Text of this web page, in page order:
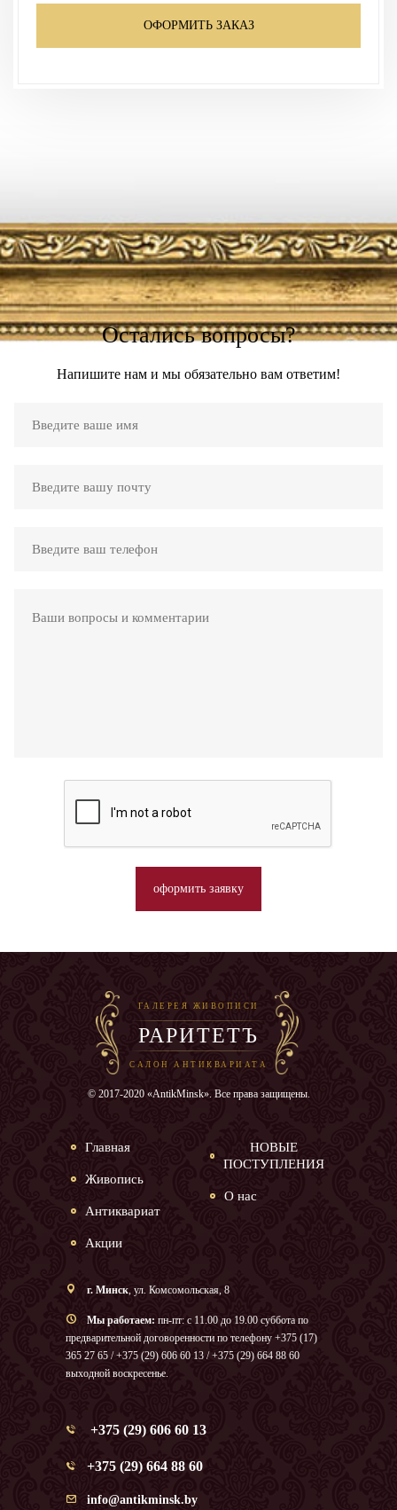
ОФОРМИТЬ ЗАКАЗ
Остались вопросы?
Напишите нам и мы обязательно вам ответим!
оформить заявку
ГАЛЕРЕЯ ЖИВОПИСИ
РАРИТЕТЪ
САЛОН АНТИКВАРИАТА
© 2017-2020 «AntikMinsk». Все права защищены.
Главная
Живопись
Антиквариат
Акции
НОВЫЕ
ПОСТУПЛЕНИЯ
О нас
г. Минск, ул. Комсомольская, 8
Мы работаем: пн-пт: с 11.00 до 19.00 суббота по
предварительной договоренности по телефону +375 (17)
365 27 65 / +375 (29) 606 60 13 / +375 (29) 664 88 60
выходной воскресенье.
+375 (29) 606 60 13
+375 (29) 664 88 60
info@antikminsk.by